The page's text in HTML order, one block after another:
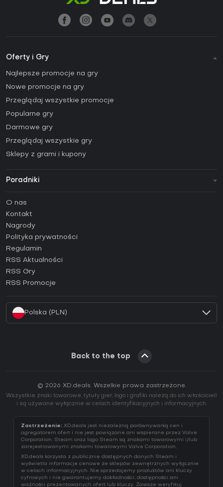
Oferty i Gry
Najlepsze promocje na gry
Nowe promocje na gry
Przeglądaj wszystkie promocje
Popularne gry
Darmowe gry
Przeglądaj wszystkie gry
Sklepy z grami i kupony
Poradniki
Poradniki
Jak aktywować klucz Steam (CD Key)?
Jak aktywować klucz Epic Games (CD Key)?
Jak aktywować klucz GOG (CD Key)?
Jak aktywować klucz Ubisoft Connect (CD Key)?
O nas
Kontakt
Nagrody
Polityka prywatności
Regulamin
RSS Aktualności
RSS Gry
RSS Promocje
Polska (PLN)
Back to the top
© 2026 XD.deals. Wszelkie prawa zastrzeżone.
Wszystkie znaki towarowe, tytuły gier, logo i grafiki należą do ich właścicieli
i są używane wyłącznie w celach identyfikacyjnych i informacyjnych.
Zastrzeżenie: XD.deals jest niezależną porównywarką cen i
agregatorem ofert i nie jest powiązane ani wspierane przez Valve
Corporation. Steam oraz logo Steam są znakami towarowymi i/lub
zarejestrowanymi znakami towarowymi Valve Corporation.
XD.deals korzysta z publicznie dostępnych danych Steam i
wyświetla informacje cenowe ze sklepów zewnętrznych wyłącznie
w celach informacyjnych. Nie sprzedajemy produktów ani kluczy
cyfrowych i nie gwarantujemy dokładności, dostępności ani
ważności prezentowanych ofert lub kluczy. Zawsze weryfikuj